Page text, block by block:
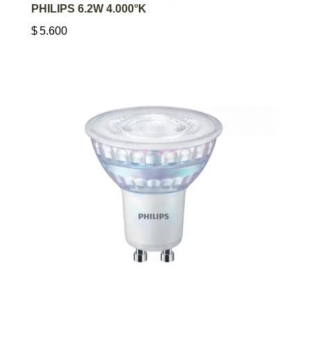
PHILIPS 6.2W 4.000°K
$5.600